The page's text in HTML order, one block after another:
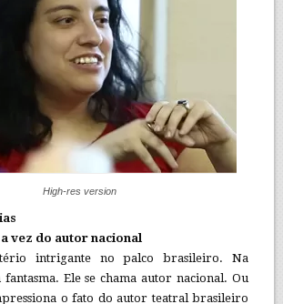
High-res version
a vez do autor nacional
intrigante no palco brasileiro. Na
Ele se chama autor nacional. Ou
o fato do autor teatral brasileiro